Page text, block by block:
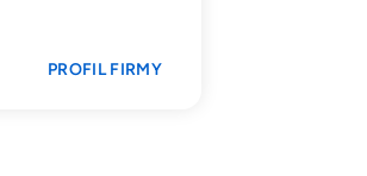
PROFIL FIRMY